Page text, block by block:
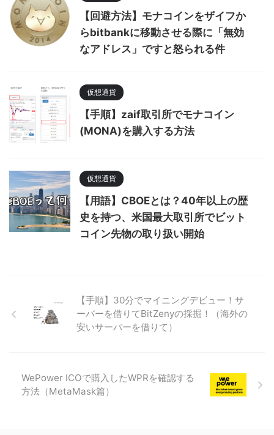
【回避方法】モナコインをザイフか
らbitbankに移動させる際に「無効
なアドレス」ですと怒られる件
仮想通貨
【手順】zaif取引所でモナコイン
(MONA)を購入する方法
仮想通貨
【用語】CBOEとは？40年以上の歴
史を持つ、米国最大取引所でビット
コイン先物の取り扱い開始
【手順】30分でマイニングデビュー！サ
ーバーを借りてBitZenyの採掘！（海外の
安いサーバーを借りて）
WePower ICOで購入したWPRを確認する
方法（MetaMask篇）